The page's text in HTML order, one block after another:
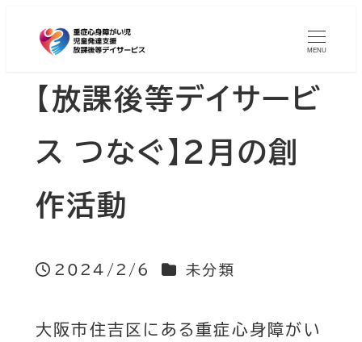
MENU
【放課後等デイサービ
ス つなぐ】2月の創
作活動
2024/2/6 カテゴリー
未分類
大阪市住吉区にある重症心身障がい